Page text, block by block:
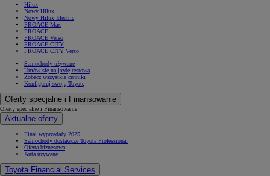
Hilux
Nowy Hilux
Nowy Hilux Electric
PROACE Max
PROACE
PROACE Verso
PROACE CITY
PROACE CITY Verso
Samochody używane
Umów się na jazdę testową
Zobacz wszystkie cenniki
Konfiguruj swoją Toyotę
Oferty specjalne i Finansowanie
Oferty specjalne i Finansowanie
Aktualne oferty
Finał wyprzedaży 2025
Samochody dostawcze Toyota Professional
Oferta biznesowa
Auta używane
Toyota Financial Services